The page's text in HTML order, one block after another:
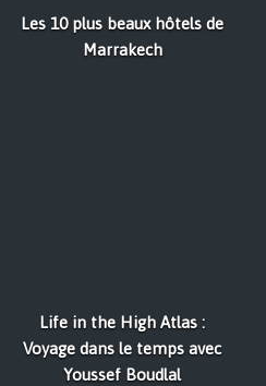
Les 10 plus beaux hôtels de
Marrakech
Life in the High Atlas :
Voyage dans le temps avec
Youssef Boudlal